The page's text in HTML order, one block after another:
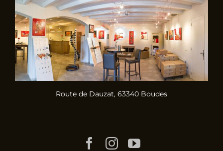
Route de Dauzat, 63340 Boudes